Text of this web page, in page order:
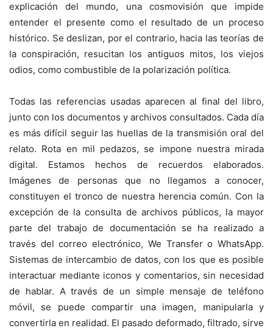
explicación del mundo, una cosmovisión que impide
entender el presente como el resultado de un proceso
histórico. Se deslizan, por el contrario, hacia las teorías de
la conspiración, resucitan los antiguos mitos, los viejos
odios, como combustible de la polarización política.
Todas las referencias usadas aparecen al final del libro,
junto con los documentos y archivos consultados. Cada día
es más difícil seguir las huellas de la transmisión oral del
relato. Rota en mil pedazos, se impone nuestra mirada
digital. Estamos hechos de recuerdos elaborados.
Imágenes de personas que no llegamos a conocer,
constituyen el tronco de nuestra herencia común. Con la
excepción de la consulta de archivos públicos, la mayor
parte del trabajo de documentación se ha realizado a
través del correo electrónico, We Transfer o WhatsApp.
Sistemas de intercambio de datos, con los que es posible
interactuar mediante iconos y comentarios, sin necesidad
de hablar. A través de un simple mensaje de teléfono
móvil, se puede compartir una imagen, manipularla y
convertirla en realidad. El pasado deformado, filtrado, sirve